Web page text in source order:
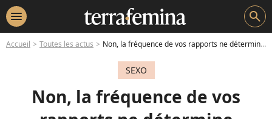
menu search
Accueil Toutes les actus Non, la fréquence de vos rapports ne détermine pas la valeur de votre couple
SEXO
Non, la fréquence de vos